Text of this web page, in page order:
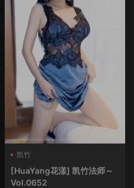
凯竹
[HuaYang花漾] 凯竹法师～
Vol.0652